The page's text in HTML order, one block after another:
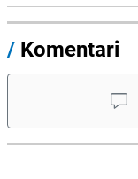
/ Komentari